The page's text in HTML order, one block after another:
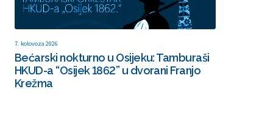
7. kolovoza 2026
Bećarski nokturno u Osijeku: Tamburaši
HKUD-a “Osijek 1862” u dvorani Franjo
Krežma